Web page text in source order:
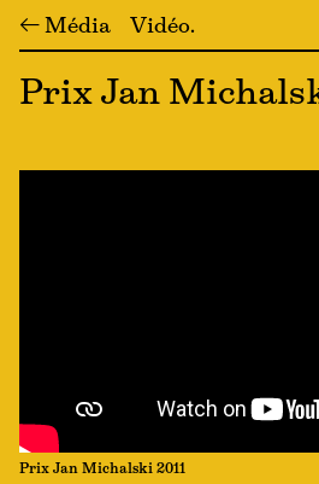
← Média Vidéo
Prix Jan
Prix Jan Michalski 2011